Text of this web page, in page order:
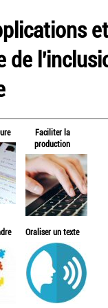
et
de
Faciliter la
production
Oraliser un texte